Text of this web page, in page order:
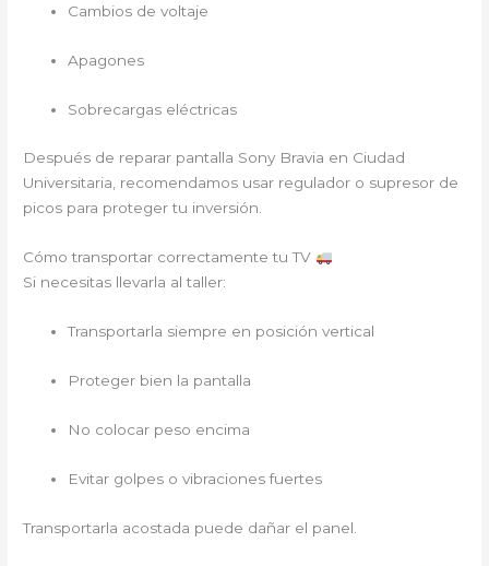
Cambios de voltaje
Apagones
Sobrecargas eléctricas
Después de reparar pantalla Sony Bravia en Ciudad
Universitaria, recomendamos usar regulador o supresor de
picos para proteger tu inversión.
Cómo transportar correctamente tu TV
Si necesitas llevarla al taller:
Transportarla siempre en posición vertical
Proteger bien la pantalla
No colocar peso encima
Evitar golpes o vibraciones fuertes
Transportarla acostada puede dañar el panel.